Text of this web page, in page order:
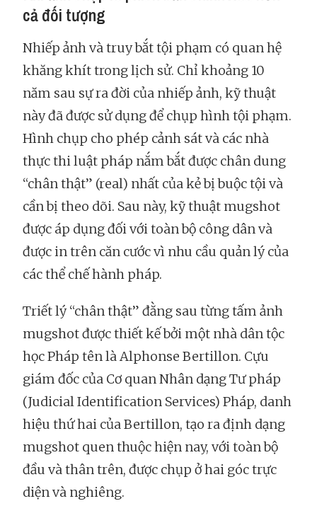
cả đối tượng
Nhiếp ảnh và truy bắt tội phạm có quan hệ
khăng khít trong lịch sử. Chỉ khoảng 10
năm sau sự ra đời của nhiếp ảnh, kỹ thuật
này đã được sử dụng để chụp hình tội phạm.
Hình chụp cho phép cảnh sát và các nhà
thực thi luật pháp nắm bắt được chân dung
“chân thật” (real) nhất của kẻ bị buộc tội và
cần bị theo dõi. Sau này, kỹ thuật mugshot
được áp dụng đối với toàn bộ công dân và
được in trên căn cước vì nhu cầu quản lý của
các thể chế hành pháp.
Triết lý “chân thật” đằng sau từng tấm ảnh
mugshot được thiết kế bởi một nhà dân tộc
học Pháp tên là Alphonse Bertillon. Cựu
giám đốc của Cơ quan Nhân dạng Tư pháp
(Judicial Identification Services) Pháp, danh
hiệu thứ hai của Bertillon, tạo ra định dạng
mugshot quen thuộc hiện nay, với toàn bộ
đầu và thân trên, được chụp ở hai góc trực
diện và nghiêng.